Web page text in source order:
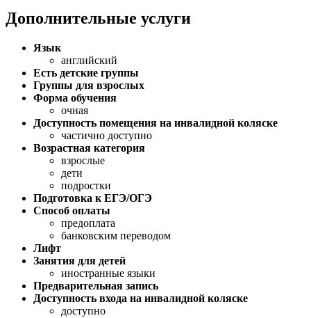
Дополнительные услуги
Язык
английский
Есть детские группы
Группы для взрослых
Форма обучения
очная
Доступность помещения на инвалидной коляске
частично доступно
Возрастная категория
взрослые
дети
подростки
Подготовка к ЕГЭ/ОГЭ
Способ оплаты
предоплата
банковским переводом
Лифт
Занятия для детей
иностранные языки
Предварительная запись
Доступность входа на инвалидной коляске
доступно